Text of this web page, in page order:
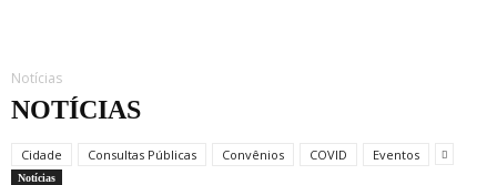
Notícias
NOTÍCIAS
Cidade Consultas Públicas Convênios COVID Eventos
Notícias